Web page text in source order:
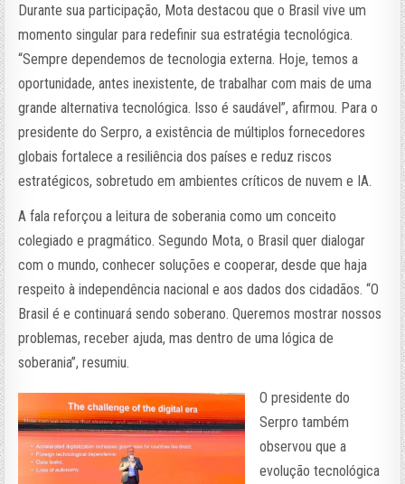
Durante sua participação, Mota destacou que o Brasil vive um
momento singular para redefinir sua estratégia tecnológica.
“Sempre dependemos de tecnologia externa. Hoje, temos a
oportunidade, antes inexistente, de trabalhar com mais de uma
grande alternativa tecnológica. Isso é saudável”, afirmou. Para o
presidente do Serpro, a existência de múltiplos fornecedores
globais fortalece a resiliência dos países e reduz riscos
estratégicos, sobretudo em ambientes críticos de nuvem e IA.
A fala reforçou a leitura de soberania como um conceito
colegiado e pragmático. Segundo Mota, o Brasil quer dialogar
com o mundo, conhecer soluções e cooperar, desde que haja
respeito à independência nacional e aos dados dos cidadãos. “O
Brasil é e continuará sendo soberano. Queremos mostrar nossos
problemas, receber ajuda, mas dentro de uma lógica de
soberania”, resumiu.
O presidente do
Serpro também
observou que a
evolução tecnológica